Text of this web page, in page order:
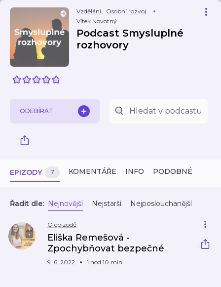
Vzdělání, Osobní rozvoj
Vítek Novotný
Podcast Smysluplné
rozhovory
ODEBÍRAT
EPIZODY 7 KOMENTÁŘE INFO PODOBNÉ
Řadit dle: Nejnovější Nejstarší Nejposlouchanější
O epizodě
Eliška Remešová -
Zpochybňovat bezpečné
9. 6. 2022 1 hod 10 min